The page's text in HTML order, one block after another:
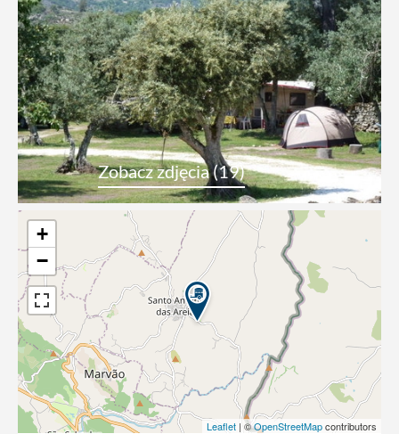
Zobacz zdjęcia (19)
+
−
Leaflet | ©OpenStreetMapcontributors